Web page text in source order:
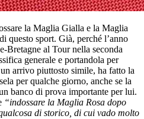
la Maglia Gialla e la Maglia
questo sport. Già, perché l’anno
Bretagne al Tour nella seconda
generale e portandola per
arrivo piuttosto simile, ha fatto la
per qualche giorno, anche se la
banco di prova importante per lui.
“indossare la Maglia Rosa dopo
di storico, di cui vado molto